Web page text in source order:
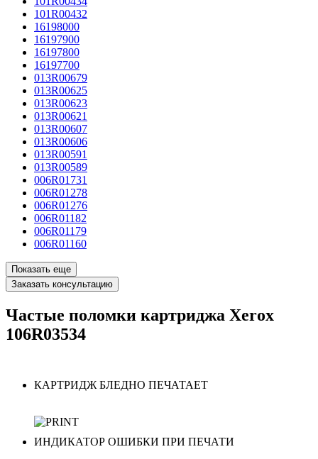
101R00432
16198000
16197900
16197800
16197700
013R00679
013R00625
013R00623
013R00621
013R00607
013R00606
013R00591
013R00589
006R01731
006R01278
006R01276
006R01182
006R01179
006R01160
Показать еще
Заказать консультацию
Частые поломки картриджа Xerox
106R03534
КАРТРИДЖ БЛЕДНО ПЕЧАТАЕТ
ИНДИКАТОР ОШИБКИ ПРИ ПЕЧАТИ